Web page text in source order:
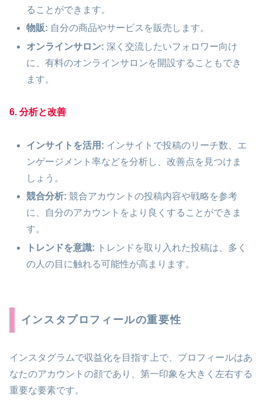
ることができます。
物販: 自分の商品やサービスを販売します。
オンラインサロン: 深く交流したいフォロワー向け
に、有料のオンラインサロンを開設することもでき
ます。
6. 分析と改善
インサイトを活用: インサイトで投稿のリーチ数、エ
ンゲージメント率などを分析し、改善点を見つけま
しょう。
競合分析: 競合アカウントの投稿内容や戦略を参考
に、自分のアカウントをより良くすることができま
す。
トレンドを意識: トレンドを取り入れた投稿は、多く
の人の目に触れる可能性が高まります。
インスタプロフィールの重要性
インスタグラムで収益化を目指す上で、プロフィールはあ
なたのアカウントの顔であり、第一印象を大きく左右する
重要な要素です。